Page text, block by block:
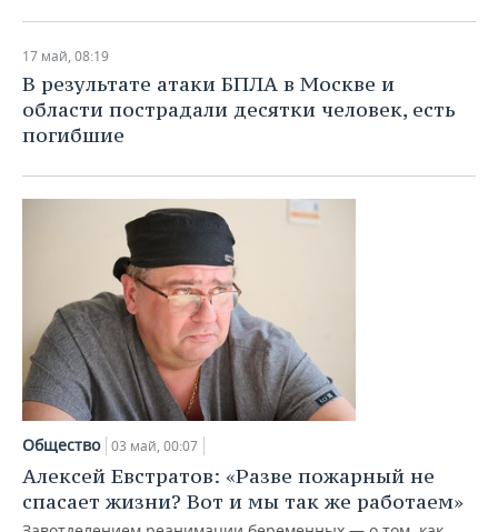
17 май, 08:19
В результате атаки БПЛА в Москве и
области пострадали десятки человек, есть
погибшие
Общество 03 май, 00:07
Алексей Евстратов: «Разве пожарный не
спасает жизни? Вот и мы так же работаем»